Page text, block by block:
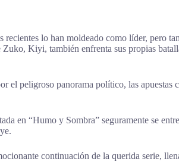
lo han moldeado como líder, pero
Kiyi, también enfrenta sus propias
peligroso panorama político, las apuestas
en “Humo y Sombra” seguramente se
continuación de la querida serie,